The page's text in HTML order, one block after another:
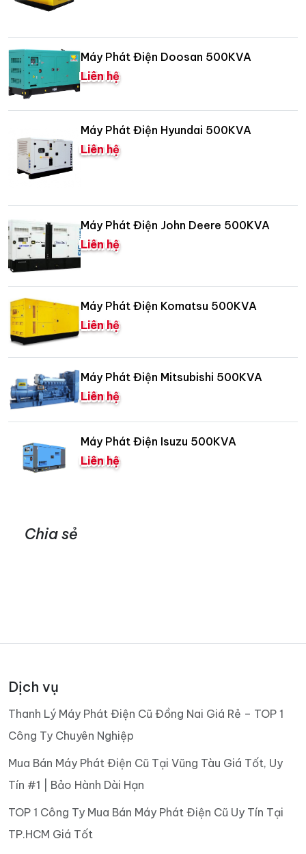
Máy Phát Điện Doosan 500KVA
Liên hệ
Máy Phát Điện Hyundai 500KVA
Liên hệ
Máy Phát Điện John Deere 500KVA
Liên hệ
Máy Phát Điện Komatsu 500KVA
Liên hệ
Máy Phát Điện Mitsubishi 500KVA
Liên hệ
Máy Phát Điện Isuzu 500KVA
Liên hệ
Chia sẻ
Dịch vụ
Thanh Lý Máy Phát Điện Cũ Đồng Nai Giá Rẻ – TOP 1
Công Ty Chuyên Nghiệp
Mua Bán Máy Phát Điện Cũ Tại Vũng Tàu Giá Tốt, Uy
Tín #1 | Bảo Hành Dài Hạn
TOP 1 Công Ty Mua Bán Máy Phát Điện Cũ Uy Tín Tại
TP.HCM Giá Tốt